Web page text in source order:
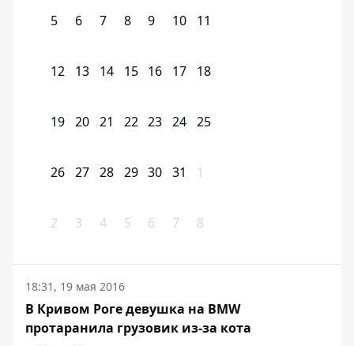
5 6 7 8 9 10 11
12 13 14 15 16 17 18
19 20 21 22 23 24 25
26 27 28 29 30 31 1
2 3 4 5 6 7 8
18:31, 19 мая 2016
В Кривом Роге девушка на BMW
протаранила грузовик из-за кота